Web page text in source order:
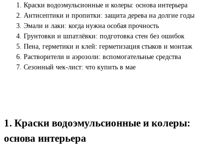
Краски водоэмульсионные и колеры: основа интерьера
Антисептики и пропитки: защита дерева на долгие годы
Эмали и лаки: когда нужна особая прочность
Грунтовки и шпатлёвки: подготовка стен без ошибок
Пена, герметики и клей: герметизация стыков и монтаж
Растворители и аэрозоли: вспомогательные средства
Сезонный чек-лист: что купить в мае
1. Краски водоэмульсионные и колеры:
основа интерьера